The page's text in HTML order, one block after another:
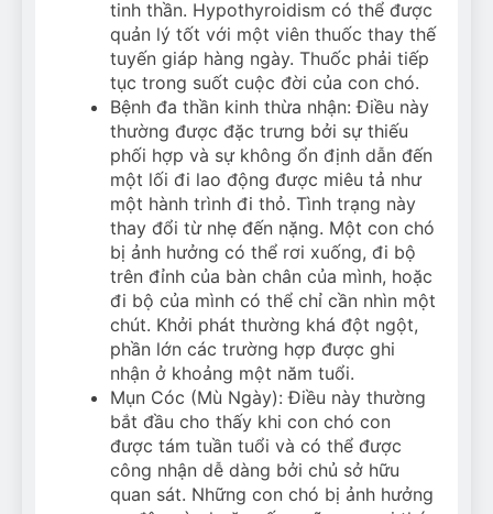
tinh thần. Hypothyroidism có thể được
quản lý tốt với một viên thuốc thay thế
tuyến giáp hàng ngày. Thuốc phải tiếp
tục trong suốt cuộc đời của con chó.
Bệnh đa thần kinh thừa nhận: Điều này
thường được đặc trưng bởi sự thiếu
phối hợp và sự không ổn định dẫn đến
một lối đi lao động được miêu tả như
một hành trình đi thỏ. Tình trạng này
thay đổi từ nhẹ đến nặng. Một con chó
bị ảnh hưởng có thể rơi xuống, đi bộ
trên đỉnh của bàn chân của mình, hoặc
đi bộ của mình có thể chỉ cần nhìn một
chút. Khởi phát thường khá đột ngột,
phần lớn các trường hợp được ghi
nhận ở khoảng một năm tuổi.
Mụn Cóc (Mù Ngày): Điều này thường
bắt đầu cho thấy khi con chó con
được tám tuần tuổi và có thể được
công nhận dễ dàng bởi chủ sở hữu
quan sát. Những con chó bị ảnh hưởng